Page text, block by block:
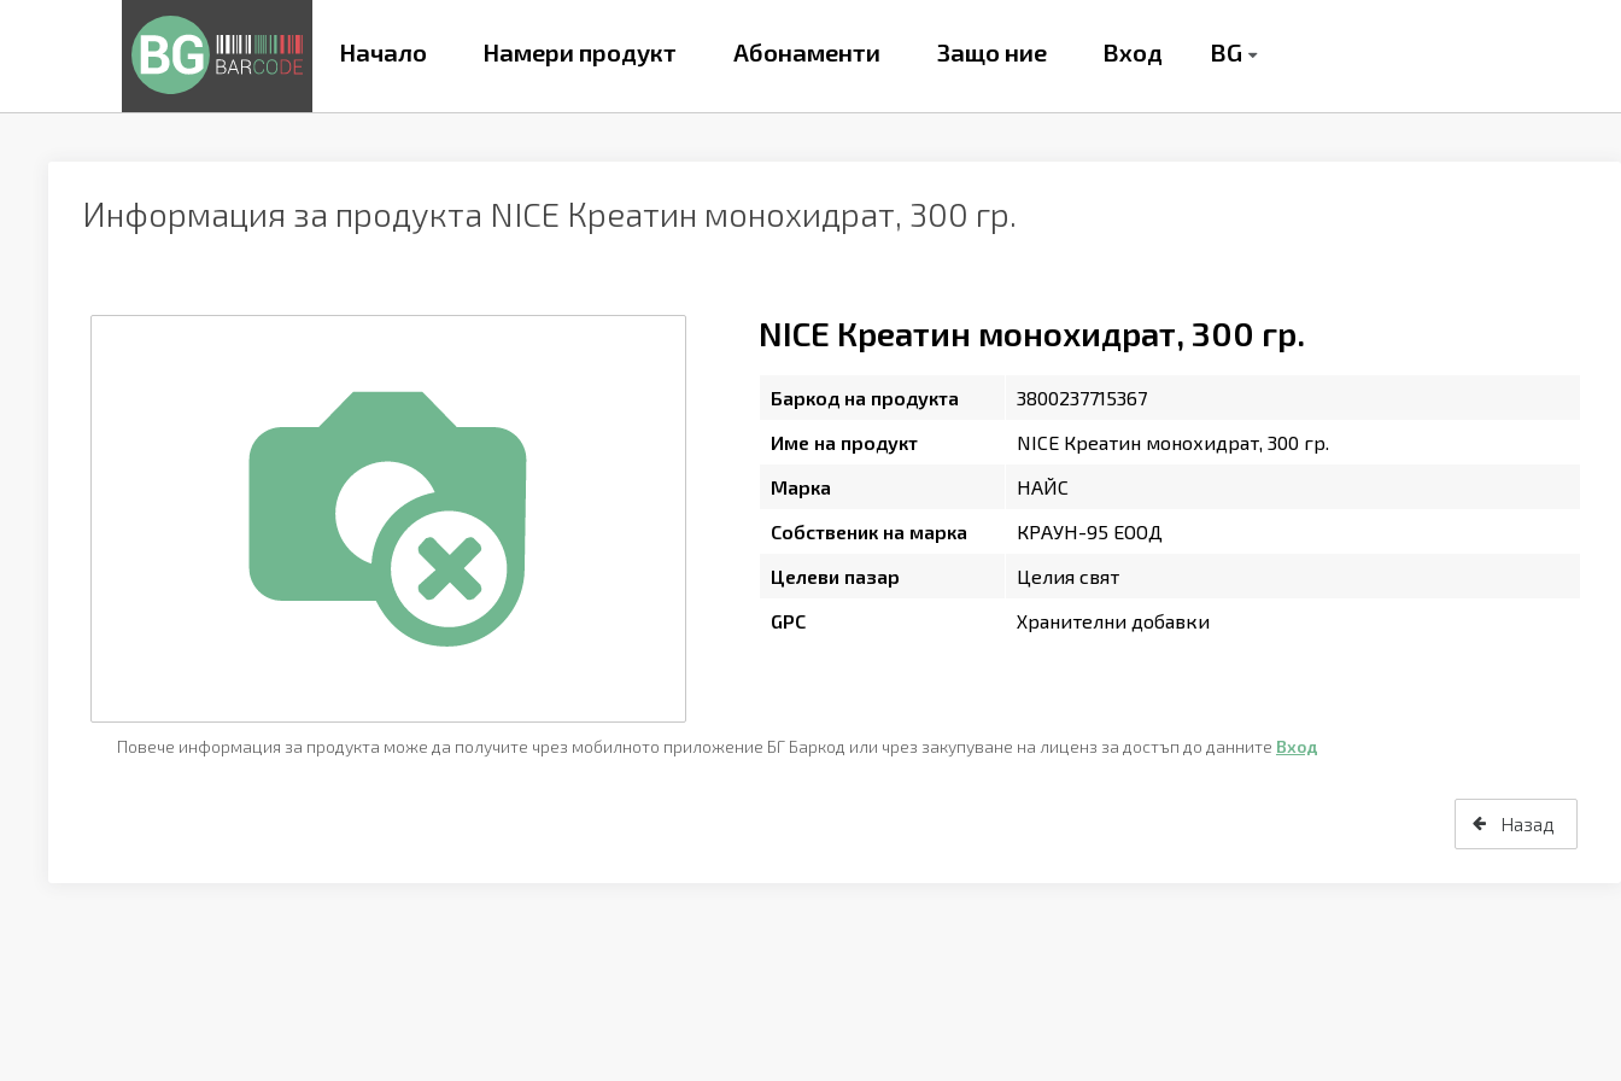
Начало Намери продукт Абонаменти Защо ние Вход BG
Информация за продукта NICE Креатин монохидрат, 300 гр.
NICE Креатин монохидрат, 300 гр.
Баркод на продукта
3800237715367
Име на продукт
NICE Креатин монохидрат, 300 гр.
Марка
НАЙС
Собственик на марка
КРАУН-95 ЕООД
Целеви пазар
Целия свят
GPC
Хранителни добавки
Повече информация за продукта може да получите чрез мобилното приложение БГ Баркод или чрез закупуване на лиценз за достъп до данните Вход
Назад